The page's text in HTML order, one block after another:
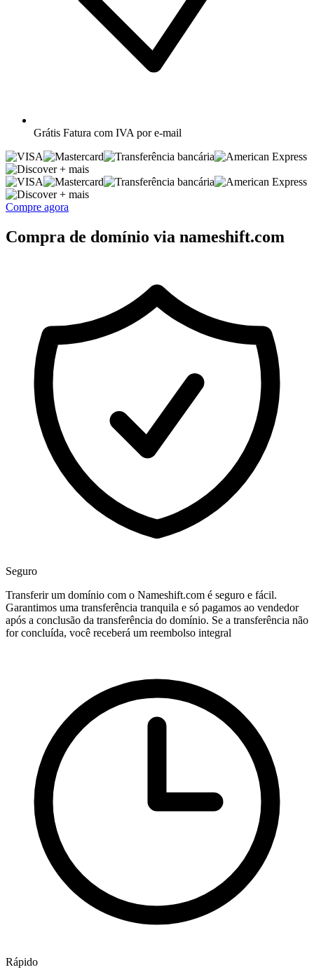
Grátis Fatura com IVA por e-mail
+ mais
+ mais
Compre agora
Compra de domínio via nameshift.com
Seguro
Transferir um domínio com o Nameshift.com é seguro e fácil.
Garantimos uma transferência tranquila e só pagamos ao vendedor
após a conclusão da transferência do domínio. Se a transferência não
for concluída, você receberá um reembolso integral
Rápido